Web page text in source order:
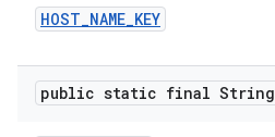
HOST_NAME_KEY
public static final String